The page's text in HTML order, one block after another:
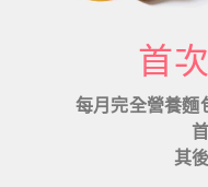
首
每月完全營養麵
其